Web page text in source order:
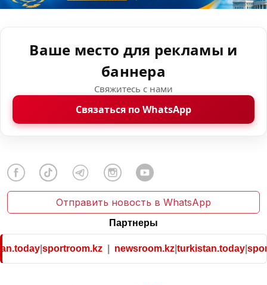
Ваше место для рекламы и
баннера
Свяжитесь с нами
Связаться по WhatsApp
Отправить новость в WhatsApp
Партнеры
|sportroom.kz| newsroom.kz|turkistan.today|